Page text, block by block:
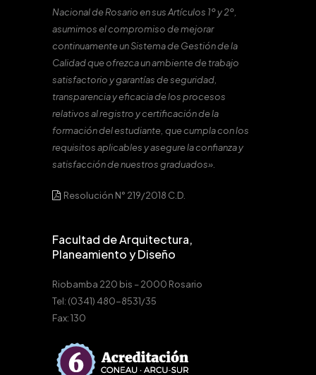
Nacional de Rosario en sus Artículos 1º y 2º,
asumimos el compromiso de mejorar
continuamente un Sistema de Gestión de la
Calidad que ofrezca un ambiente de trabajo
satisfactorio y garantías de seguridad,
transparencia y eficacia de los procesos
relativos al registro y certificación de la
formación del estudiante, que cumpla con los
requisitos aplicables y asegure la confianza y
satisfacción de nuestros graduados».
Resolución N° 219/2018 C.D.
Facultad de Arquitectura,
Planeamiento y Diseño
Riobamba 220 bis – 2000 Rosario
Tel: (0341) 480-8531/35
Fax: 130